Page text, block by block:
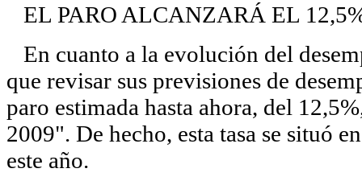
EL PARO ALCANZARÁ EL
En cuanto a la evolución del
que revisar sus previsiones de
paro estimada hasta ahora, del
2009". De hecho, esta tasa se situó
este año.